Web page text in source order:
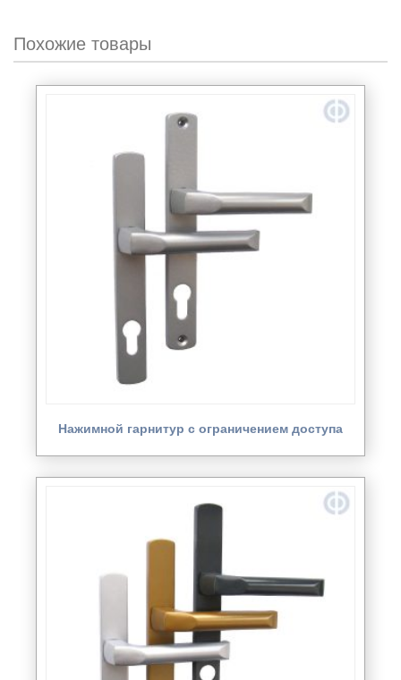
Похожие товары
Нажимной гарнитур с ограничением доступа